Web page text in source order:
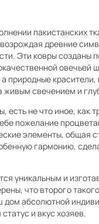
пакистанских
древние
Эти ковры созданы
овечьей
природные
живым свечением и
есть не что иное, как
пожелание
элементы, общая
гармонию,
уникальным и
что второго
дом абсолютной
и вкус хозяев.